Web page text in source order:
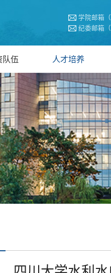
学院邮箱
纪委邮箱
队伍 人才培养